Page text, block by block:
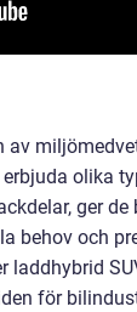
olika
ger
behov och
laddhybrid
för